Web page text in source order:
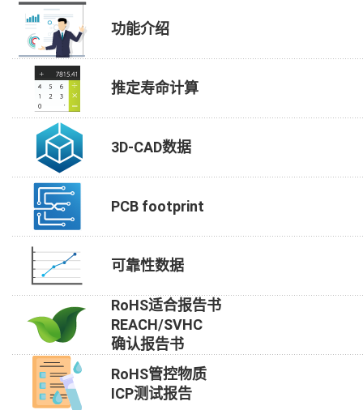
功能介绍
推定寿命计算
3D-CAD数据
PCB footprint
可靠性数据
RoHS适合报告书
REACH/SVHC
确认报告书
RoHS管控物质
ICP测试报告